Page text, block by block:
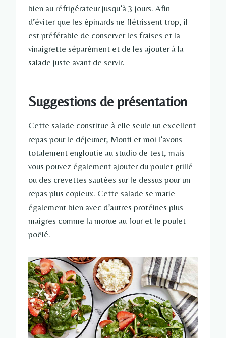
bien au réfrigérateur jusqu’à 3 jours. Afin
d’éviter que les épinards ne flétrissent trop, il
est préférable de conserver les fraises et la
vinaigrette séparément et de les ajouter à la
salade juste avant de servir.
Suggestions de présentation
Cette salade constitue à elle seule un excellent
repas pour le déjeuner, Monti et moi l’avons
totalement engloutie au studio de test, mais
vous pouvez également ajouter du poulet grillé
ou des crevettes sautées sur le dessus pour un
repas plus copieux. Cette salade se marie
également bien avec d’autres protéines plus
maigres comme la morue au four et le poulet
poêlé.